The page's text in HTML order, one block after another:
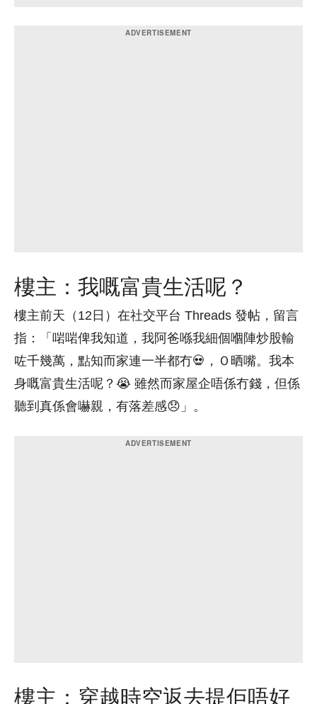
樓主：我嘅富貴生活呢？
樓主前天（12日）在社交平台 Threads 發帖，留言
指：「啱啱俾我知道，我阿爸喺我細個嗰陣炒股輸
咗千幾萬，點知而家連一半都冇💀，Ｏ晒嘴。我本
身嘅富貴生活呢？😭 雖然而家屋企唔係冇錢，但係
聽到真係會嚇親，有落差感😞」。
樓主：穿越時空返去提佢唔好